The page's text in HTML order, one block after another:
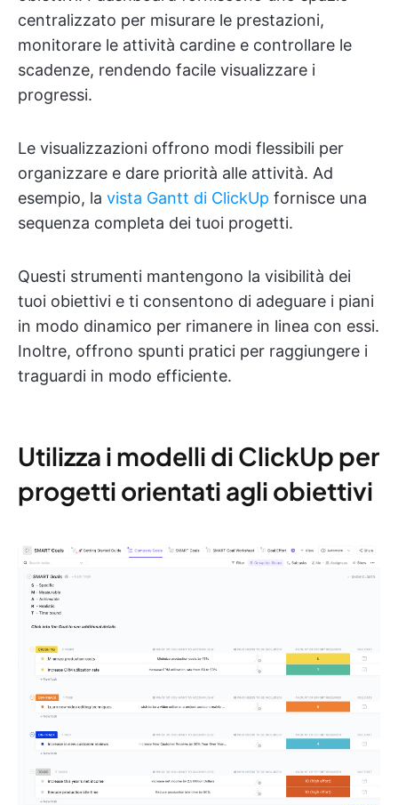
centralizzato per misurare le prestazioni,
monitorare le attività cardine e controllare le
scadenze, rendendo facile visualizzare i
progressi.
Le visualizzazioni offrono modi flessibili per
organizzare e dare priorità alle attività. Ad
esempio, la vista Gantt di ClickUp fornisce una
sequenza completa dei tuoi progetti.
Questi strumenti mantengono la visibilità dei
tuoi obiettivi e ti consentono di adeguare i piani
in modo dinamico per rimanere in linea con essi.
Inoltre, offrono spunti pratici per raggiungere i
traguardi in modo efficiente.
Utilizza i modelli di ClickUp per
progetti orientati agli obiettivi